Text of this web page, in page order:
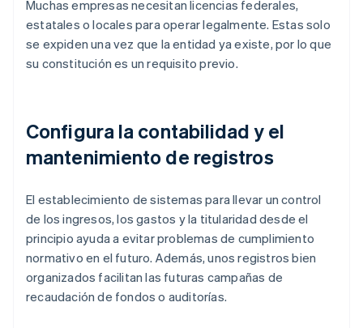
Muchas empresas necesitan licencias federales,
estatales o locales para operar legalmente. Estas solo
se expiden una vez que la entidad ya existe, por lo que
su constitución es un requisito previo.
Configura la contabilidad y el
mantenimiento de registros
El establecimiento de sistemas para llevar un control
de los ingresos, los gastos y la titularidad desde el
principio ayuda a evitar problemas de cumplimiento
normativo en el futuro. Además, unos registros bien
organizados facilitan las futuras campañas de
recaudación de fondos o auditorías.